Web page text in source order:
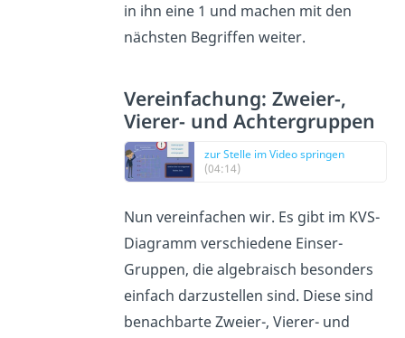
in ihn eine 1 und machen mit den
nächsten Begriffen weiter.
Vereinfachung: Zweier-,
Vierer- und Achtergruppen
zur Stelle im Video springen
(04:14)
Nun vereinfachen wir. Es gibt im KVS-
Diagramm verschiedene Einser-
Gruppen, die algebraisch besonders
einfach darzustellen sind. Diese sind
benachbarte Zweier-, Vierer- und